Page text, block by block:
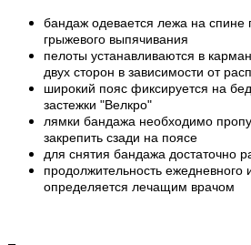
бандаж одевается лежа на спине
грыжевого выпячивания
пелоты устанавливаются в
двух сторон в зависимости от
широкий пояс фиксируется на
застежки "Велкро"
лямки бандажа необходимо
закрепить сзади на поясе
для снятия бандажа достаточно
продолжительность ежедневного
определяется лечащим врачом